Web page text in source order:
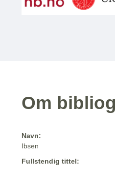
Om
Navn:
Ibsen
Fullstendig tittel: